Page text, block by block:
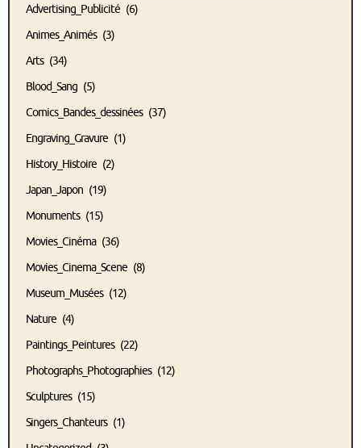
Advertising_Publicité (6)
Animes_Animés(3)
Arts(34)
Blood_Sang (5)
Comics_Bandes_dessinées(37)
Engraving_Gravure (1)
History_Histoire (2)
Japan_Japon (19)
Monuments(15)
Movies_Cinéma(36)
Movies_Cinema_Scene (8)
Museum_Musées(12)
Nature (4)
Paintings_Peintures(22)
Photographs_Photographies(12)
Sculptures(15)
Singers_Chanteurs(1)